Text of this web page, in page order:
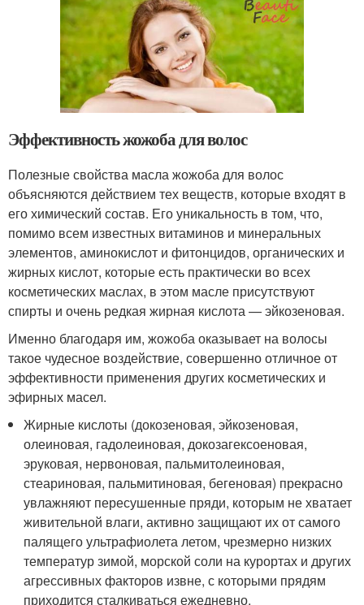
Эффективность жожоба для волос
Полезные свойства масла жожоба для волос
объясняются действием тех веществ, которые входят в
его химический состав. Его уникальность в том, что,
помимо всем известных витаминов и минеральных
элементов, аминокислот и фитонцидов, органических и
жирных кислот, которые есть практически во всех
косметических маслах, в этом масле присутствуют
спирты и очень редкая жирная кислота — эйкозеновая.
Именно благодаря им, жожоба оказывает на волосы
такое чудесное воздействие, совершенно отличное от
эффективности применения других косметических и
эфирных масел.
Жирные кислоты (докозеновая, эйкозеновая,
олеиновая, гадолеиновая, докозагексоеновая,
эруковая, нервоновая, пальмитолеиновая,
стеариновая, пальмитиновая, бегеновая) прекрасно
увлажняют пересушенные пряди, которым не хватает
живительной влаги, активно защищают их от самого
палящего ультрафиолета летом, чрезмерно низких
температур зимой, морской соли на курортах и других
агрессивных факторов извне, с которыми прядям
приходится сталкиваться ежедневно.